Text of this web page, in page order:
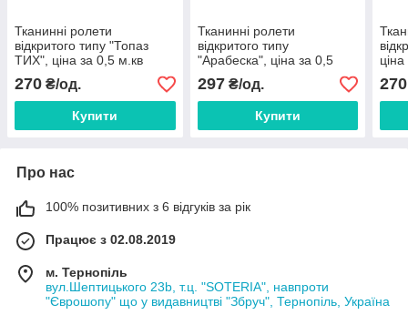
Тканинні ролети
відкритого типу "Топаз
ТИХ", ціна за 0,5 м.кв
270 ₴/од.
Купити
Тканинні ролети
відкритого типу
"Арабеска", ціна за 0,5
297₴/од.
Купити
270
Про нас
100% позитивних з 6 відгуків за рік
Працює з 02.08.2019
м. Тернопіль
вул.Шептицького 23b, т.ц. "SOTERIA", навпроти
"Єврошопу" що у видавництві "Збруч", Тернопіль, Україна